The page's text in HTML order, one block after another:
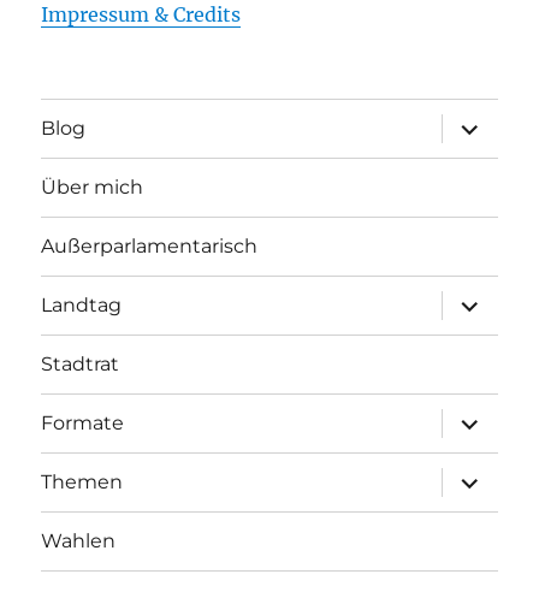
Impressum & Credits
Blog
öffnen
Über mich
Außerparlamentarisch
Landtag
öffnen
Stadtrat
Formate
öffnen
Themen
öffnen
Wahlen